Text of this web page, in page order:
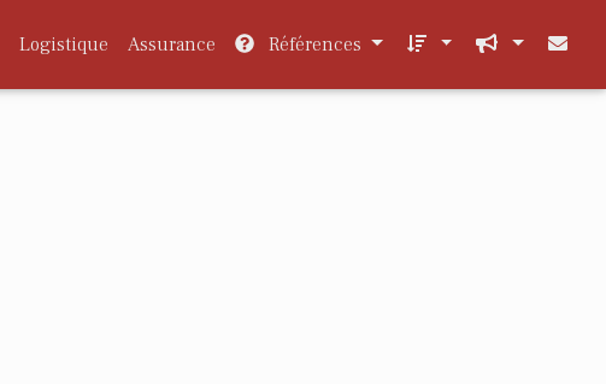
Logistique Assurance Références